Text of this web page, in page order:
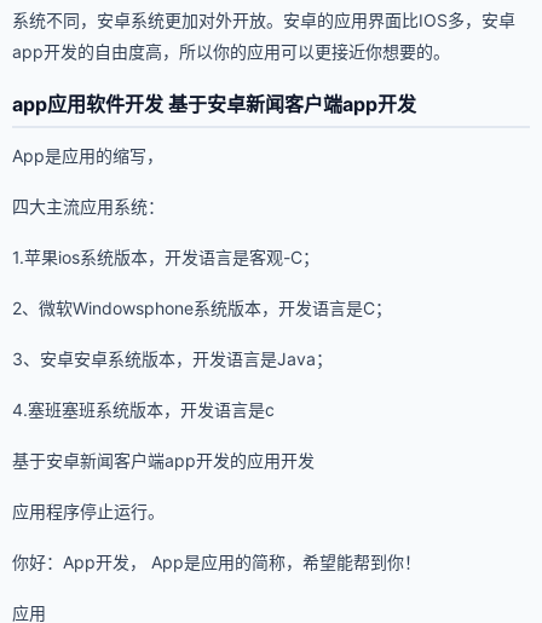
系统不同，安卓系统更加对外开放。安卓的应用界面比IOS多，安卓
app开发的自由度高，所以你的应用可以更接近你想要的。
app应用软件开发 基于安卓新闻客户端app开发
App是应用的缩写，
四大主流应用系统：
1.苹果ios系统版本，开发语言是客观-C；
2、微软Windowsphone系统版本，开发语言是C；
3、安卓安卓系统版本，开发语言是Java；
4.塞班塞班系统版本，开发语言是c
基于安卓新闻客户端app开发的应用开发
应用程序停止运行。
你好：App开发， App是应用的简称，希望能帮到你！
应用